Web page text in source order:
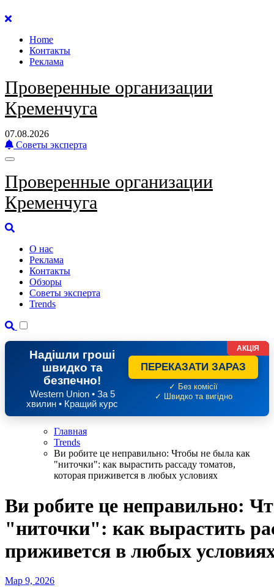
Перейти
содержанию
Home
Контакты
Реклама
Проверенные организации
Кременчуга
07.08.2026
Советы эксперта
Проверенные организации
Кременчуга
О нас
Реклама
Контакты
Обзоры
Советы эксперта
Trends
Надішли гроші
швидко та
безпечно!
Western Union • За 5
хвилин • Кращий курс
ПЕРЕКАЗАТИ ЗАРАЗ
✓ Без комісії
✓ Швидко та вигідно
АКЦІЯ
Главная
Trends
Ви робите це неправильно: Чтобы не была как
"ниточки": как вырастить рассаду томатов,
которая приживется в любых условиях
Ви робите це неправильно:
"ниточки": как вырастить
приживется в любых
Мар 9, 2026